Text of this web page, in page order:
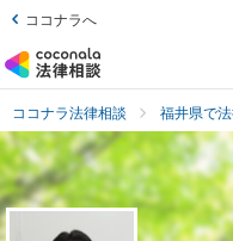
ココナラへ
ココナラ法律相談 福井県で